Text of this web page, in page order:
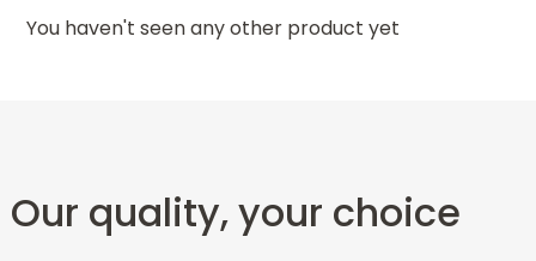
You haven't seen any other product yet
Our quality, your choice